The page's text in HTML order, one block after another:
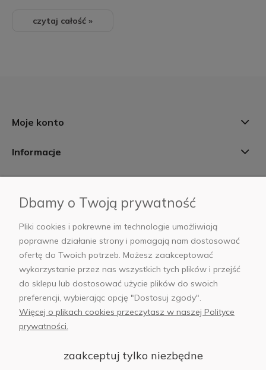
czytaj całość »
Moje konto
Informacje
AB Foto
sklep@abfoto.pl
+48 797 971 275
Dbamy o Twoją prywatność
Pliki cookies i pokrewne im technologie umożliwiają
poprawne działanie strony i pomagają nam dostosować
ofertę do Twoich potrzeb. Możesz zaakceptować
wykorzystanie przez nas wszystkich tych plików i przejść
do sklepu lub dostosować użycie plików do swoich
preferencji, wybierając opcję "Dostosuj zgody".
Więcej o plikach cookies przeczytasz w naszej Polityce
prywatności.
zaakceptuj tylko niezbędne